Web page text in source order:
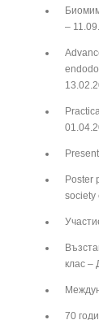
–
Poster
society
клас –
70